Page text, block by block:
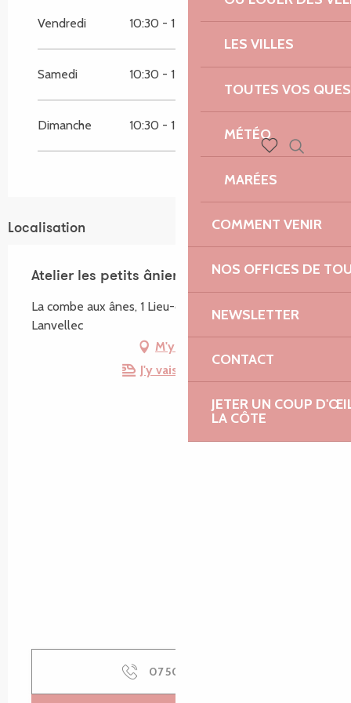
LES VILLES
TOUTES VOS
MÉTÉO
MARÉES
COMMENT VENIR
NOS OFFICES DE
NEWSLETTER
CONTACT
JETER UN COUP
LA CÔTE
Du24 août 2026au28 août 2026
Vendredi 10:30 - 11:45 17:00 - 18:15
Samedi 10:30 - 11:45
Dimanche 10:30 - 11:45 17:00 - 18:15
Localisation
Atelier les petits âniers : 2 à 8 ans
La combe aux ânes, 1 Lieu-dit Traou Deffen, 22420
Lanvellec
M'y rendre
J'y vais en train !
07 50 69 38